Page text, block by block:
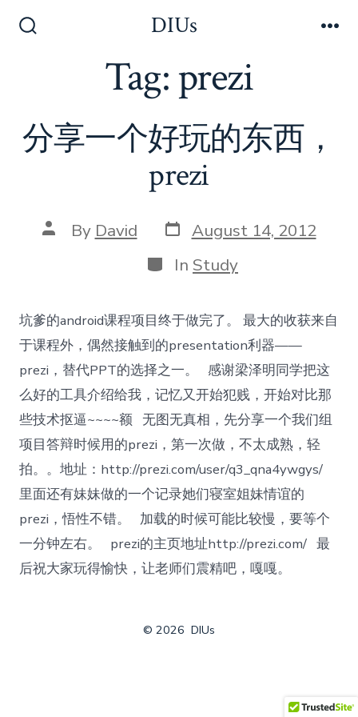
DIUs
Tag:prezi
分享一个好玩的东西，
prezi
Post
author
By David Post
date
August 14, 2012
Categories
In Study
坑爹的android课程项目终于做完了。 最大的收获来自
于课程外，偶然接触到的presentation利器——
prezi，替代PPT的选择之一。 感谢梁泽明同学把这
么好的工具介绍给我，记忆又开始犯贱，开始对比那
些技术抠逼~~~~额 无图无真相，先分享一个我们组
项目答辩时候用的prezi，第一次做，不太成熟，轻
拍。。地址：http://prezi.com/user/q3_qna4ywgys/
里面还有妹妹做的一个记录她们寝室姐妹情谊的
prezi，悟性不错。 加载的时候可能比较慢，要等个
一分钟左右。 prezi的主页地址http://prezi.com/ 最
后祝大家玩得愉快，让老师们震精吧，嘎嘎。
© 2026 DIUs